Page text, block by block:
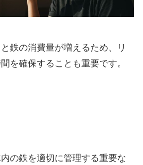
鉄の消費量が増えるため、リ
を確保することも重要です。
の鉄を適切に管理する重要な